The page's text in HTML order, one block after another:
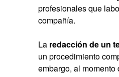
profesionales que
compañía.
La redacción de un
un procedimiento
embargo, al